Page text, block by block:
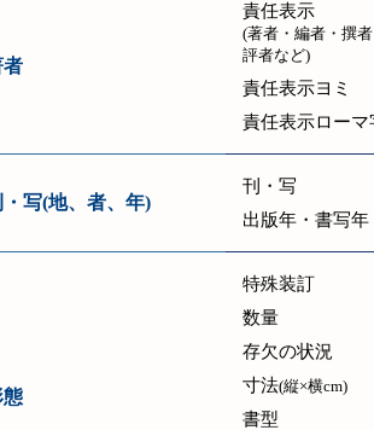
者
責任表示
(著者・編者・撰
評者など)
責任表示ヨミ
責任表示ローマ
・写(地、者、年)
刊・写
出版年・書写年
態
特殊装訂
数量
存欠の状況
寸法(縦×横cm)
書型